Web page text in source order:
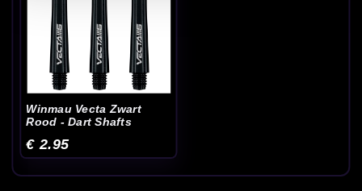
Winmau Vecta Zwart
Rood - Dart Shafts
€ 2.95